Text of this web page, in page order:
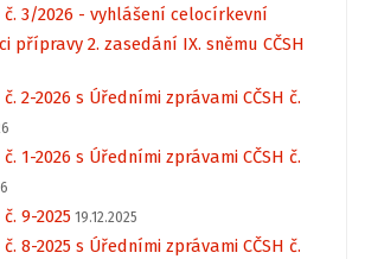
č. 3/2026 - vyhlášení celocírkevní
přípravy 2. zasedání IX. sněmu CČSH
č. 2-2026 s Úředními zprávami CČSH č.
č. 1-2026 s Úředními zprávami CČSH č.
9-2025 19.12.2025
č. 8-2025 s Úředními zprávami CČSH č.